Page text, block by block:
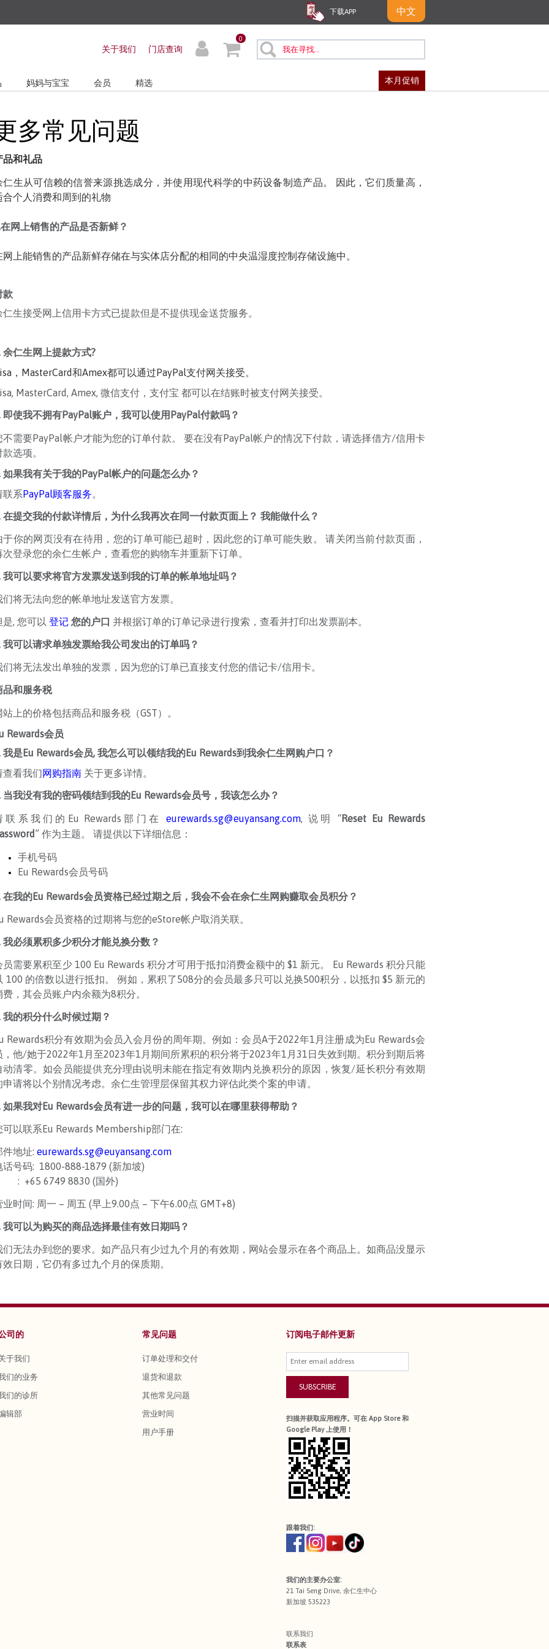
下载APP 中文
关于我们 门店查询
0
妈妈与宝宝 会员 精选 本月促销
多常见问题
品和礼品
仁生从可信赖的信誉来源挑选成分，并使用现代科学的中药设备制造产品。 因此，它们质量高，
合个人消费和周到的礼物
在网上销售的产品是否新鲜？
网上能销售的产品新鲜存储在与实体店分配的相同的中央温湿度控制存储设施中。
款
仁生接受网上信用卡方式已提款但是不提供现金送货服务。
余仁生网上提款方式?
，MasterCard和Amex都可以通过PayPal支付网关接受。
MasterCard, Amex, 微信支付，支付宝 都可以在结账时被支付网关接受。
即使我不拥有PayPal账户，我可以使用PayPal付款吗？
不需要PayPal帐户才能为您的订单付款。 要在没有PayPal帐户的情况下付款，请选择借方/信用卡
款选项。
如果我有关于我的PayPal帐户的问题怎么办？
联系PayPal顾客服务。
在提交我的付款详情后，为什么我再次在同一付款页面上？ 我能做什么？
于你的网页没有在待用，您的订单可能已超时，因此您的订单可能失败。 请关闭当前付款页面，
次登录您的余仁生帐户，查看您的购物车并重新下订单。
我可以要求将官方发票发送到我的订单的帐单地址吗？
们将无法向您的帐单地址发送官方发票。
是, 您可以 登记 您的户口 并根据订单的订单记录进行搜索，查看并打印出发票副本。
我可以请求单独发票给我公司发出的订单吗？
们将无法发出单独的发票，因为您的订单已直接支付您的借记卡/信用卡。
品和服务税
站上的价格包括商品和服务税（GST）。
Rewards会员
我是Eu Rewards会员, 我怎么可以领结我的Eu Rewards到我余仁生网购户口？
查看我们网购指南 关于更多详情。
当我没有我的密码领结到我的Eu Rewards会员号，我该怎么办？
联系我们的Eu Rewards部门在eurewards.sg@euyansang.com, 说明 “Reset Eu Rewards
” 作为主题。 请提供以下详细信息：
手机号码
Eu Rewards会员号码
在我的Eu Rewards会员资格已经过期之后，我会不会在余仁生网购赚取会员积分？
Rewards会员资格的过期将与您的eStore帐户取消关联。
我必须累积多少积分才能兑换分数？
员需要累积至少 100 Eu Rewards 积分才可用于抵扣消费金额中的 $1 新元。 Eu Rewards 积分只能
100 的倍数以进行抵扣。 例如，累积了508分的会员最多只可以兑换500积分，以抵扣 $5 新元的
费，其会员账户内余额为8积分。
我的积分什么时候过期？
Rewards积分有效期为会员入会月份的周年期。例如：会员A于2022年1月注册成为Eu Rewards会
，他/她于2022年1月至2023年1月期间所累积的积分将于2023年1月31日失效到期。积分到期后将
动清零。如会员能提供充分理由说明未能在指定有效期内兑换积分的原因，恢复/延长积分有效期
申请将以个别情况考虑。余仁生管理层保留其权力评估此类个案的申请。
如果我对Eu Rewards会员有进一步的问题，我可以在哪里获得帮助？
可以联系Eu Rewards Membership部门在:
件地址: eurewards.sg@euyansang.com
话号码: 1800-888-1879 (新加坡)
6749 8830 (国外)
业时间: 周一 – 周五 (早上9.00点 – 下午6.00点 GMT+8)
我可以为购买的商品选择最佳有效日期吗？
们无法办到您的要求。如产品只有少过九个月的有效期，网站会显示在各个商品上。如商品没显示
效日期，它仍有多过九个月的保质期。
司的
于我们
们的业务
们的诊所
辑部
常见问题
订单处理和交付
退货和退款
其他常见问题
营业时间
用户手册
订阅电子邮件更新
SUBSCRIBE
扫描并获取应用程序。可在 App Store 和
Google Play 上使用！
跟着我们:
我们的主要办公室:
21 Tai Seng Drive, 余仁生中心
新加坡 535223
联系我们
联系表